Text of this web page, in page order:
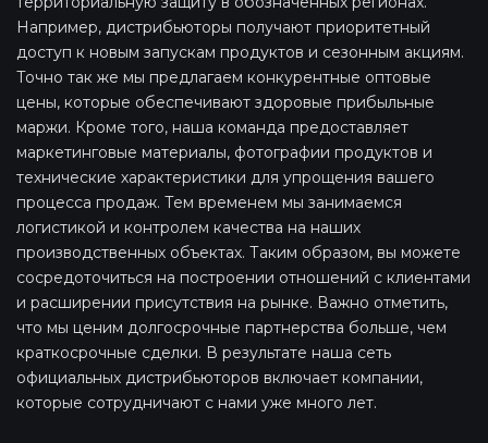
Например, дистрибьюторы получают приоритетный
доступ к новым запускам продуктов и сезонным акциям.
Точно так же мы предлагаем конкурентные оптовые
цены, которые обеспечивают здоровые прибыльные
маржи. Кроме того, наша команда предоставляет
маркетинговые материалы, фотографии продуктов и
технические характеристики для упрощения вашего
процесса продаж. Тем временем мы занимаемся
логистикой и контролем качества на наших
производственных объектах. Таким образом, вы можете
сосредоточиться на построении отношений с клиентами
и расширении присутствия на рынке. Важно отметить,
что мы ценим долгосрочные партнерства больше, чем
краткосрочные сделки. В результате наша сеть
официальных дистрибьюторов включает компании,
которые сотрудничают с нами уже много лет.